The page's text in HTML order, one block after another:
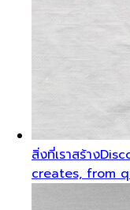
สิ่งที่เราสร้าง
creates, from